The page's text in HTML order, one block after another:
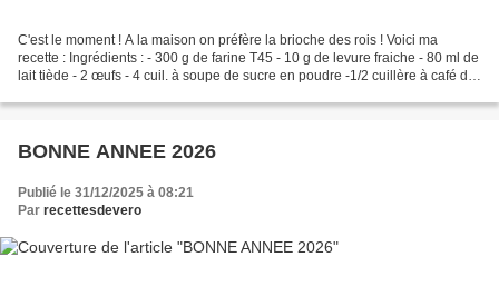
C'est le moment ! A la maison on préfère la brioche des rois ! Voici ma
recette : Ingrédients : - 300 g de farine T45 - 10 g de levure fraiche - 80 ml de
lait tiède - 2 œufs - 4 cuil. à soupe de sucre en poudre -1/2 cuillère à café de
BONNE ANNEE 2026
Publié le 31/12/2025 à 08:21
Par recettesdevero